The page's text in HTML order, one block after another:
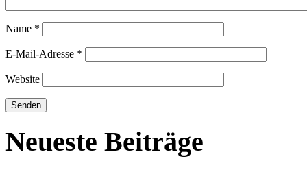
Name *
E-Mail-Adresse *
Website
Neueste Beiträge